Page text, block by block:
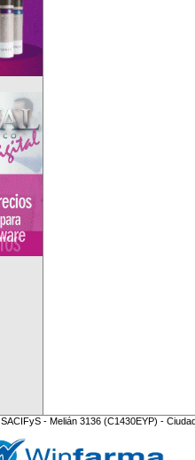
- Melián 3136 (C1430EYP) -